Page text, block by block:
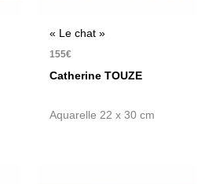
« Le chat »
155€
Catherine TOUZE
Aquarelle 22 x 30 cm